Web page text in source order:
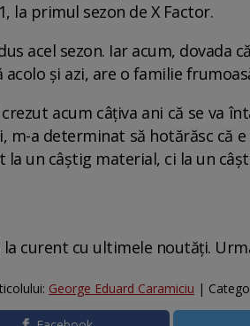
la primul sezon de X Factor.
acel sezon. Iar acum,
acolo și azi, are o familie
acum câțiva ani că se va
m-a determinat să hotărăsc că
la un câștig material, ci la un
la curent cu ultimele noutăți.
George Eduard Caramiciu |